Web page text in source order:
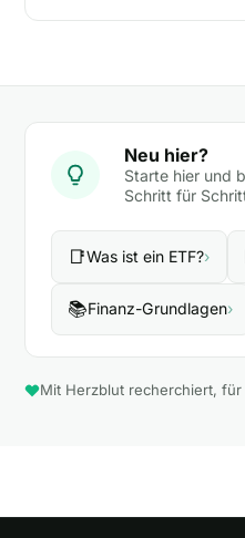
Neu hier?
Starte hier und
Schritt für
📑Was ist ein ETF?›
📚Finanz-Grundlagen›
Mit Herzblut recherchiert,